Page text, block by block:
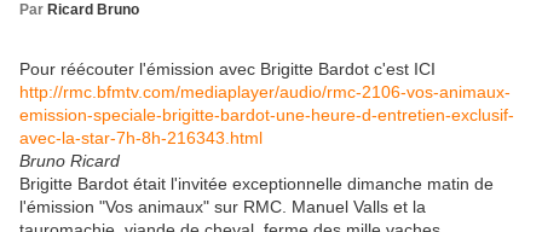
Par Ricard Bruno
Pour réécouter l'émission avec Brigitte Bardot c'est ICI
http://rmc.bfmtv.com/mediaplayer/audio/rmc-2106-vos-animaux-
emission-speciale-brigitte-bardot-une-heure-d-entretien-exclusif-
avec-la-star-7h-8h-216343.html
Bruno Ricard
Brigitte Bardot était l'invitée exceptionnelle dimanche matin de
l'émission "Vos animaux" sur RMC. Manuel Valls et la